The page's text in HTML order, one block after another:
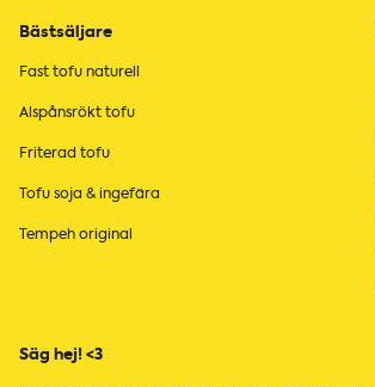
Säg hej! <3
Bästsäljare
Fast tofu naturell
Alspånsrökt tofu
Friterad tofu
Tofu soja & ingefära
Tempeh original